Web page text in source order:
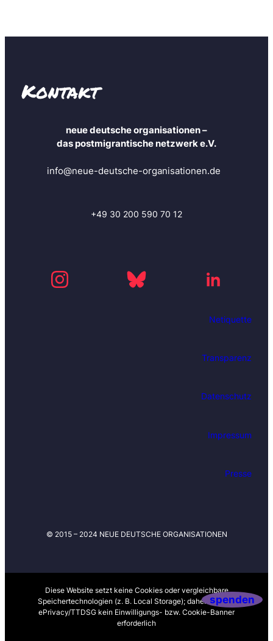
spenden
Kontakt
neue deutsche organisationen –
das postmigrantische netzwerk e.V.
info@neue-deutsche-organisationen.de
+49 30 200 590 70 12
Netiquette
Transparenz
Datenschutz
Impressum
Presse
© 2015 – 2024 NEUE DEUTSCHE ORGANISATIONEN
Diese Website setzt keine Cookies oder vergleichbare
Speichertechnologien (z. B. Local Storage); daher ist nach
ePrivacy/TTDSG kein Einwilligungs- bzw. Cookie-Banner
erforderlich